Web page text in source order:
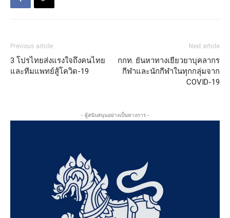
Previous article
3 โปรไทยส่งแรงใจถึงคนไทย
และทีมแพทย์สู้โควิด-19
Next article
กกท. ยันหาทางเยียวยาบุคลากร
กีฬาและนักกีฬาในทุกกลุ่มจาก
COVID-19
- ผู้สนับสนุนอย่างเป็นทางการ -